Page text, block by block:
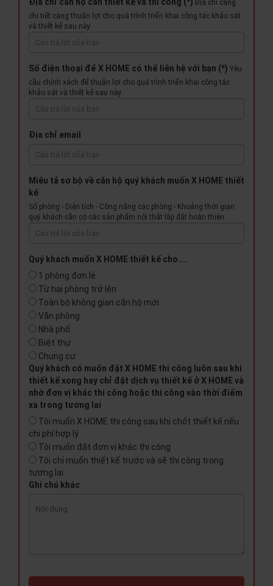
Địa chỉ căn hộ cần thiết kế và thi công (*) Địa chỉ càng
chi tiết càng thuận lợi cho quá trình triển khai công tác khảo sát
và thiết kế sau này
Số điện thoại để X HOME có thể liên hệ với bạn (*) Yêu
cầu chính xách để thuận lợi cho quá trình triển khai công tác
khảo sát và thiết kế sau này
Địa chỉ email
Miêu tả sơ bộ về căn hộ quý khách muốn X HOME thiết
kế
Số phòng - Diện tích - Công năng các phòng - Khoảng thời gian
quý khách cần có các sản phẩm nội thất lắp đặt hoàn thiện
Quý khách muốn X HOME thiết kế cho....
1 phòng đơn lẻ
Từ hai phòng trở lên
Toàn bộ không gian căn hộ mới
Văn phòng
Nhà phố
Biệt thự
Chung cư
Quý khách có muốn đặt X HOME thi công luôn sau khi
thiết kế xong hay chỉ đặt dịch vụ thiết kế ở X HOME và
nhờ đơn vị khác thi công hoặc thi công vào thời điểm
xa trong tương lai
Tôi muốn X HOME thi công sau khi chốt thiết kế nếu
chi phí hợp lý
Tôi muốn đặt đơn vị khác thi công
Tôi chỉ muốn thiết kế trước và sẽ thi công trong
tương lai
Ghi chú khác